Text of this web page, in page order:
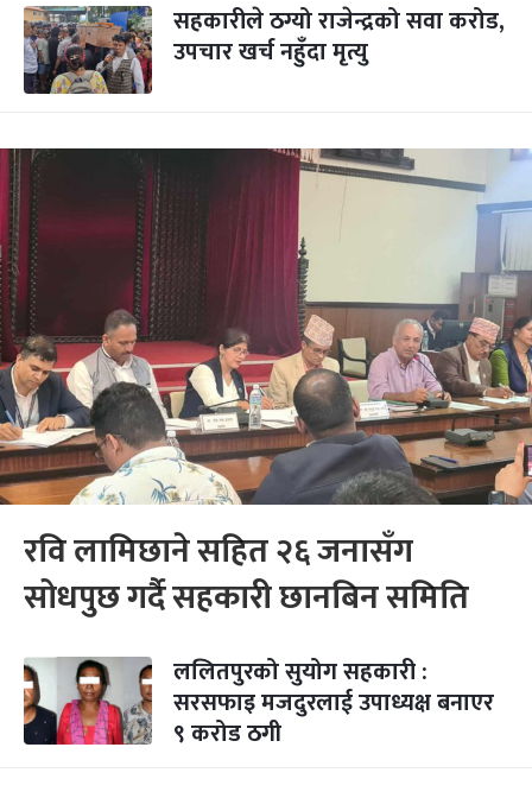
सहकारीले ठग्यो राजेन्द्रको सवा करोड,
उपचार खर्च नहुँदा मृत्यु
रवि लामिछाने सहित २६ जनासँग
सोधपुछ गर्दै सहकारी छानबिन समिति
ललितपुरको सुयोग सहकारी :
सरसफाइ मजदुरलाई उपाध्यक्ष बनाएर
९ करोड ठगी